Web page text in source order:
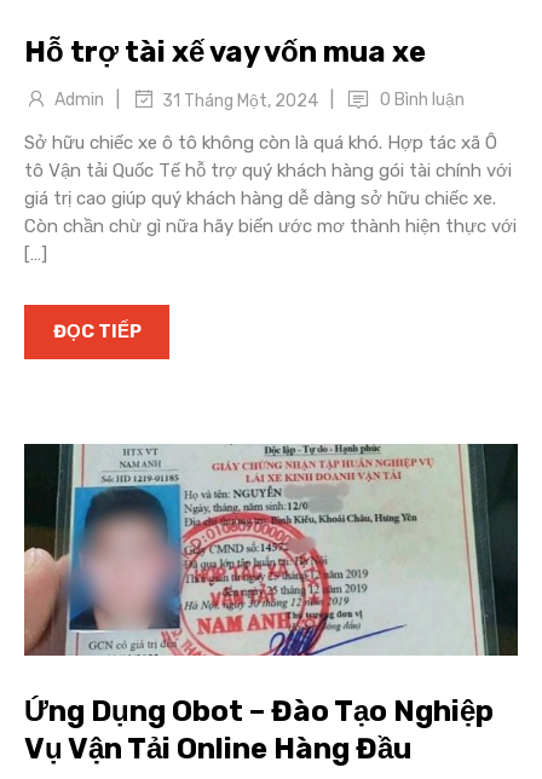
Hỗ trợ tài xế vay vốn mua xe
Admin 31 Tháng Một, 2024 0 Bình luận
Sở hữu chiếc xe ô tô không còn là quá khó. Hợp tác xã Ô
tô Vận tải Quốc Tế hỗ trợ quý khách hàng gói tài chính với
giá trị cao giúp quý khách hàng dễ dàng sở hữu chiếc xe.
Còn chần chừ gì nữa hãy biến ước mơ thành hiện thực với
[…]
ĐỌC TIẾP
Ứng Dụng Obot – Đào Tạo Nghiệp
Vụ Vận Tải Online Hàng Đầu